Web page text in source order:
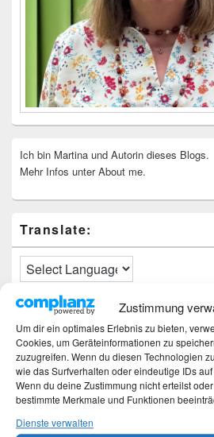
Zustimmung
Um dir ein optimales Erlebnis zu bieten,
Cookies, um Geräteinformationen zu
zuzugreifen. Wenn du diesen Technologien
wie das Surfverhalten oder eindeutige IDs
Wenn du deine Zustimmung nicht erteilst
bestimmte Merkmale und Funktionen
Dienste verwalten
Ich bin Martina und Autorin dieses Blogs.
Mehr Infos unter About me.
Translate:
Neueste Beiträge
Hochzeitstage und ihre Bedeutung
Sturz – Nachtrag
Sturz mit Folgen
Gibt es was Neues?
Älter werden